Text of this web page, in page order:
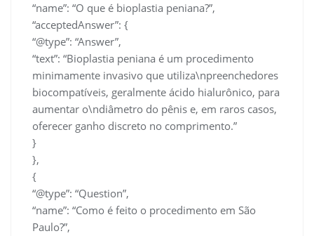
“name”: “O que é bioplastia peniana?”,
“acceptedAnswer”: {
“@type”: “Answer”,
“text”: “Bioplastia peniana é um procedimento
minimamente invasivo que utiliza\npreenchedores
biocompatíveis, geralmente ácido hialurônico, para
aumentar o\ndiâmetro do pênis e, em raros casos,
oferecer ganho discreto no comprimento.”
}
},
{
“@type”: “Question”,
“name”: “Como é feito o procedimento em São
Paulo?”,